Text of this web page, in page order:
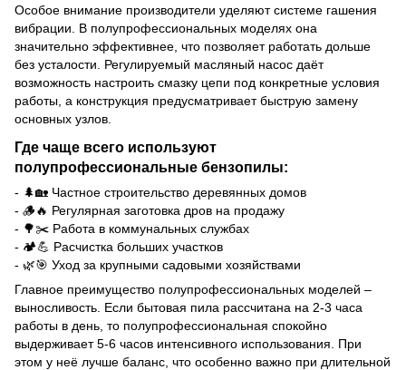
Особое внимание производители уделяют системе гашения
вибрации. В полупрофессиональных моделях она
значительно эффективнее, что позволяет работать дольше
без усталости. Регулируемый масляный насос даёт
возможность настроить смазку цепи под конкретные условия
работы, а конструкция предусматривает быструю замену
основных узлов.
Где чаще всего используют
полупрофессиональные бензопилы:
- 🌲🏡 Частное строительство деревянных домов
- 🪵🔥 Регулярная заготовка дров на продажу
- 🌳✂️ Работа в коммунальных службах
- 🏕️💪 Расчистка больших участков
- 🌿🎯 Уход за крупными садовыми хозяйствами
Главное преимущество полупрофессиональных моделей –
выносливость. Если бытовая пила рассчитана на 2-3 часа
работы в день, то полупрофессиональная спокойно
выдерживает 5-6 часов интенсивного использования. При
этом у неё лучше баланс, что особенно важно при длительной